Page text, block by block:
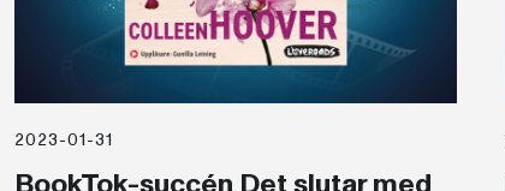
2023-01-31